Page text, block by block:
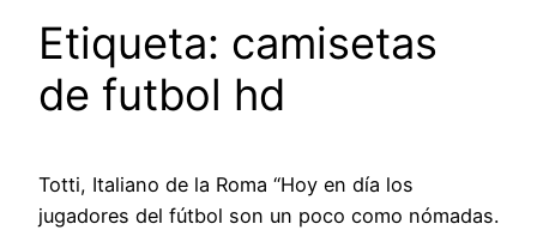
Etiqueta: camisetas
de futbol hd
Totti, Italiano de la Roma “Hoy en día los
jugadores del fútbol son un poco como nómadas.